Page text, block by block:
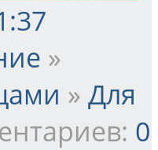
»
» Для
0